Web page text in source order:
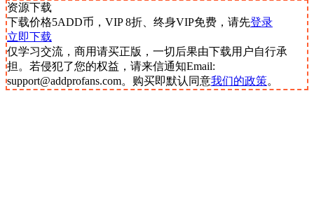
资源下载
下载价格5ADD币，VIP 8折、终身VIP免费，请先登录
立即下载
仅学习交流，商用请买正版，一切后果由下载用户自行承
担。若侵犯了您的权益，请来信通知Email:
support@addprofans.com。购买即默认同意我们的政策。